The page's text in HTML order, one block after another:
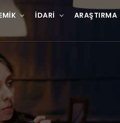
İDARI ARAŞTIRMA